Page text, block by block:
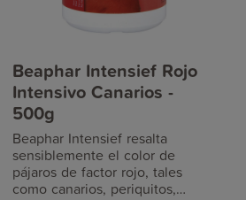
Beaphar Intensief Rojo
Intensivo Canarios -
500g
Beaphar Intensief resalta
sensiblemente el color de
pájaros de factor rojo, tales
como canarios, periquitos,